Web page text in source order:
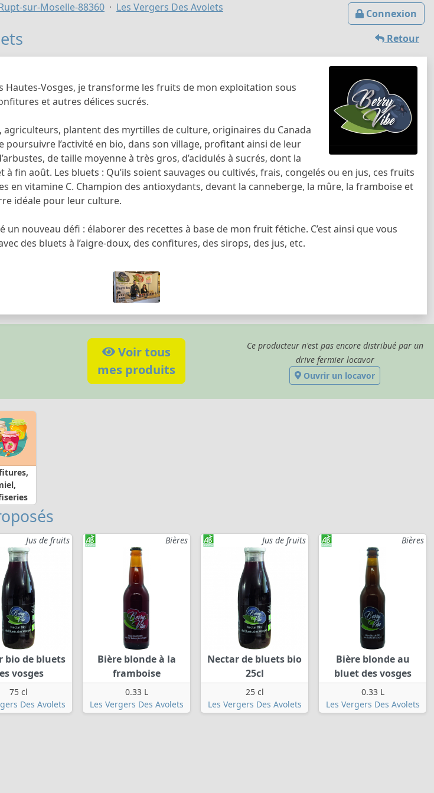
Connexion
sur-Moselle-88360 Les Vergers Des Avolets
Retour
Hautes-Vosges, je transforme les fruits de mon exploitation sous
et autres délices sucrés.
agriculteurs, plantent des myrtilles de culture, originaires du Canada
poursuivre l’activité en bio, dans son village, profitant ainsi de leur
de taille moyenne à très gros, d’acidulés à sucrés, dont la
à fin août. Les bluets : Qu’ils soient sauvages ou cultivés, frais, congelés ou en jus, ces fruits
en vitamine C. Champion des antioxydants, devant la canneberge, la mûre, la framboise et
idéale pour leur culture.
un nouveau défi : élaborer des recettes à base de mon fruit fétiche. C’est ainsi que vous
des bluets à l’aigre-doux, des confitures, des sirops, des jus, etc.
Voir tous
mes produits
Ce producteur n'est pas encore distribué par un
drive fermier locavor
Ouvrir un locavor
Jus de fruits
bio de bluets
vosges
75 cl
Des Avolets
Bières
Bière blonde à la
framboise
0.33 L
Les Vergers Des Avolets
Jus de fruits
Nectar de bluets bio
25cl
25 cl
Les Vergers Des Avolets
Bières
Bière blonde au
bluet des vosges
0.33 L
Les Vergers Des Avolets